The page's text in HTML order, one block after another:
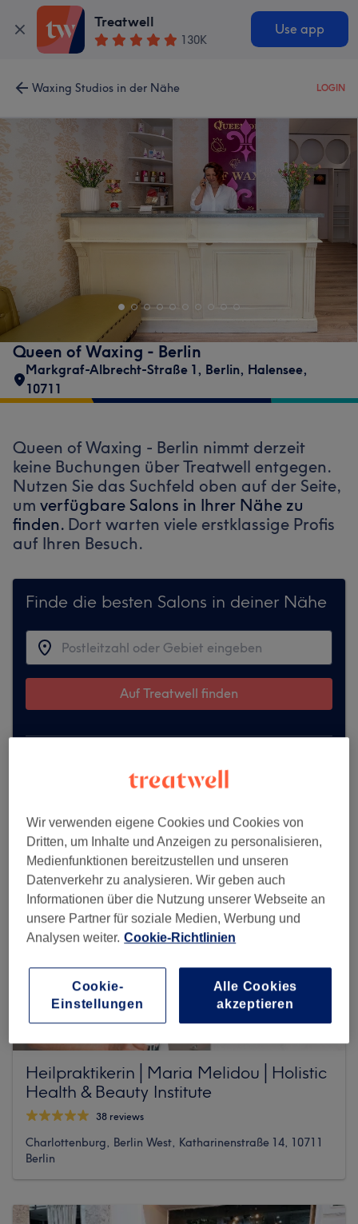
Treatwell
130K
Use app
Waxing Studios in der Nähe LOGIN
Queen of Waxing - Berlin
Markgraf-Albrecht-Straße 1, Berlin, Halensee,
10711
Queen of Waxing - Berlin nimmt derzeit
keine Buchungen über Treatwell entgegen.
Nutzen Sie das Suchfeld oben auf der Seite,
um verfügbare Salons in Ihrer Nähe zu
finden. Dort warten viele erstklassige Profis
auf Ihren Besuch.
Finde die besten Salons in deiner Nähe
Auf Treatwell finden
Mehr Salons anzeigen
Heilpraktikerin│Maria Melidou│Holistic
Health & Beauty Institute
38 reviews
Charlottenburg, Berlin West, Katharinenstraße 14, 10711
Berlin
Wir verwenden eigene Cookies und Cookies von
Dritten, um Inhalte und Anzeigen zu personalisieren,
Medienfunktionen bereitzustellen und unseren
Datenverkehr zu analysieren. Wir geben auch
Informationen über die Nutzung unserer Webseite an
unsere Partner für soziale Medien, Werbung und
Analysen weiter. Cookie-Richtlinien
Cookie-
Einstellungen
Alle Cookies
akzeptieren